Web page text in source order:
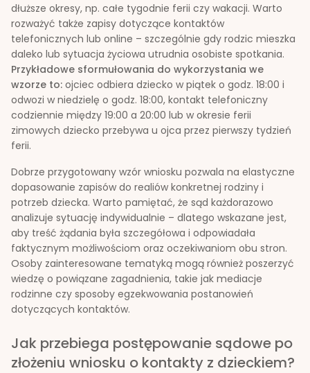
dłuższe okresy, np. całe tygodnie ferii czy wakacji. Warto
rozważyć także zapisy dotyczące kontaktów
telefonicznych lub online – szczególnie gdy rodzic mieszka
daleko lub sytuacja życiowa utrudnia osobiste spotkania.
Przykładowe sformułowania do wykorzystania we
wzorze to: ojciec odbiera dziecko w piątek o godz. 18:00 i
odwozi w niedzielę o godz. 18:00, kontakt telefoniczny
codziennie między 19:00 a 20:00 lub w okresie ferii
zimowych dziecko przebywa u ojca przez pierwszy tydzień
ferii.
Dobrze przygotowany wzór wniosku pozwala na elastyczne
dopasowanie zapisów do realiów konkretnej rodziny i
potrzeb dziecka. Warto pamiętać, że sąd każdorazowo
analizuje sytuację indywidualnie – dlatego wskazane jest,
aby treść żądania była szczegółowa i odpowiadała
faktycznym możliwościom oraz oczekiwaniom obu stron.
Osoby zainteresowane tematyką mogą również poszerzyć
wiedzę o powiązane zagadnienia, takie jak mediacje
rodzinne czy sposoby egzekwowania postanowień
dotyczących kontaktów.
Jak przebiega postępowanie sądowe po
złożeniu wniosku o kontakty z dzieckiem?